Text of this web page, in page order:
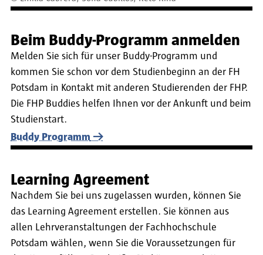
Beim Buddy-Programm anmelden
Melden Sie sich für unser Buddy-Programm und
kommen Sie schon vor dem Studienbeginn an der FH
Potsdam in Kontakt mit anderen Studierenden der FHP.
Die FHP Buddies helfen Ihnen vor der Ankunft und beim
Studienstart.
Buddy Programm
Learning Agreement
Nachdem Sie bei uns zugelassen wurden, können Sie
das Learning Agreement erstellen. Sie können aus
allen Lehrveranstaltungen der Fachhochschule
Potsdam wählen, wenn Sie die Voraussetzungen für